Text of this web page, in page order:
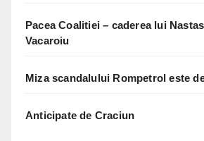
Pacea Coalitiei – caderea lui
Vacaroiu
Miza scandalului Rompetrol este
Anticipate de Craciun